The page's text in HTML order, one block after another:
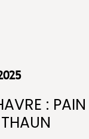
: